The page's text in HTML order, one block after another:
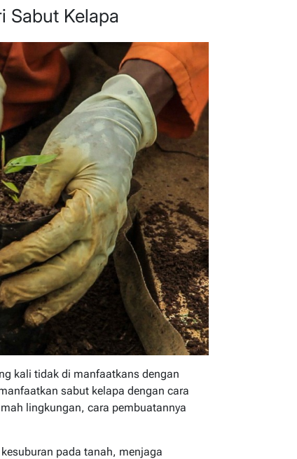
Sabut Kelapa
kali tidak di manfaatkans dengan
sabut kelapa dengan cara
lingkungan, cara pembuatannya
pada tanah, menjaga